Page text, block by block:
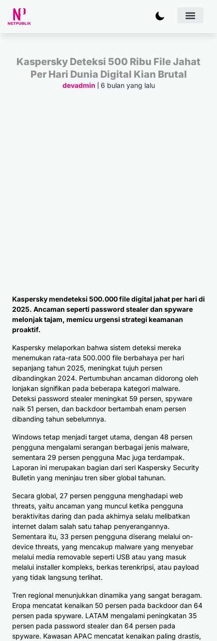
Kaspersky Deteksi 500 Ribu File Jahat
Per Hari Dunia Digital Kian Brutal
devadmin 6 bulan yang lalu
Kaspersky mendeteksi 500.000 file digital jahat per hari di
2025. Ancaman seperti password stealer dan spyware
melonjak tajam, memicu urgensi strategi keamanan
proaktif.
Kaspersky melaporkan bahwa sistem deteksi mereka
menemukan rata-rata 500.000 file berbahaya per hari
sepanjang tahun 2025, meningkat tujuh persen
dibandingkan 2024. Pertumbuhan ancaman didorong oleh
lonjakan signifikan pada beberapa kategori malware.
Deteksi password stealer meningkat 59 persen, spyware
naik 51 persen, dan backdoor bertambah enam persen
dibanding tahun sebelumnya.
Windows tetap menjadi target utama, dengan 48 persen
pengguna mengalami serangan berbagai jenis malware,
sementara 29 persen pengguna Mac juga terdampak.
Laporan ini merupakan bagian dari seri Kaspersky Security
Bulletin yang meninjau tren siber global tahunan.
Secara global, 27 persen pengguna menghadapi web
threats, yaitu ancaman yang muncul ketika pengguna
beraktivitas daring dan pada akhirnya selalu melibatkan
internet dalam salah satu tahap penyerangannya.
Sementara itu, 33 persen pengguna diserang melalui on-
device threats, yang mencakup malware yang menyebar
melalui media removable seperti USB atau yang masuk
melalui installer kompleks, berkas terenkripsi, atau payload
yang tidak langsung terlihat.
Tren regional menunjukkan dinamika yang sangat beragam.
Eropa mencatat kenaikan 50 persen pada backdoor dan 64
persen pada spyware. LATAM mengalami peningkatan 35
persen pada password stealer dan 64 persen pada
spyware. Kawasan APAC mencatat kenaikan paling drastis,